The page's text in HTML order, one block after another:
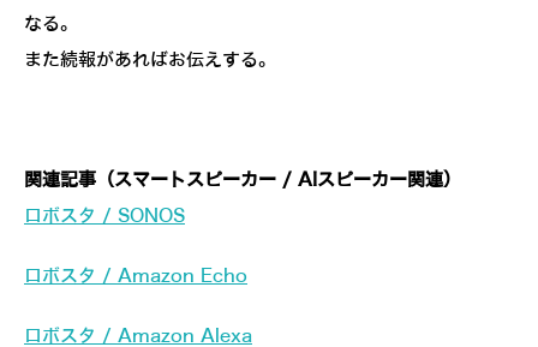
なる。
また続報があればお伝えする。
関連記事（スマートスピーカー / AIスピーカー関連）
ロボスタ / SONOS
ロボスタ / Amazon Echo
ロボスタ / Amazon Alexa